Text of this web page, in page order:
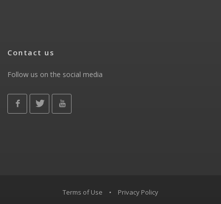
Contact us
Follow us on the social media
Terms of Use • Privacy Policy